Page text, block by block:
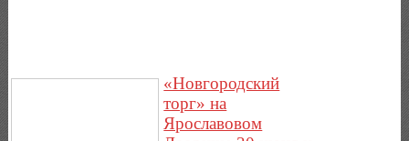
«Новгородский
торг» на
Ярославовом